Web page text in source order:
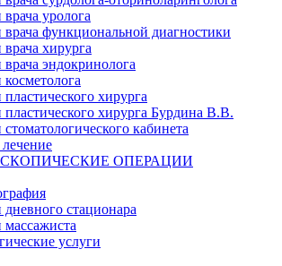
врача уролога
врача функциональной диагностики
врача хирурга
врача эндокринолога
косметолога
пластического хирурга
пластического хирурга Бурдина В.В.
стоматологического кабинета
ОПЕРАЦИИ
дневного стационара
массажиста
услуги